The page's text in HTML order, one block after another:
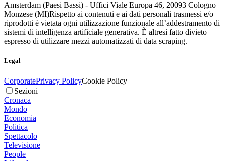
Amsterdam (Paesi Bassi) - Uffici Viale Europa 46, 20093 Cologno
Monzese (MI)Rispetto ai contenuti e ai dati personali trasmessi e/o
riprodotti è vietata ogni utilizzazione funzionale all’addestramento di
sistemi di intelligenza artificiale generativa. È altresì fatto divieto
espresso di utilizzare mezzi automatizzati di data scraping.
Legal
CorporatePrivacy PolicyCookie Policy
Sezioni
Cronaca
Mondo
Economia
Politica
Spettacolo
Televisione
People